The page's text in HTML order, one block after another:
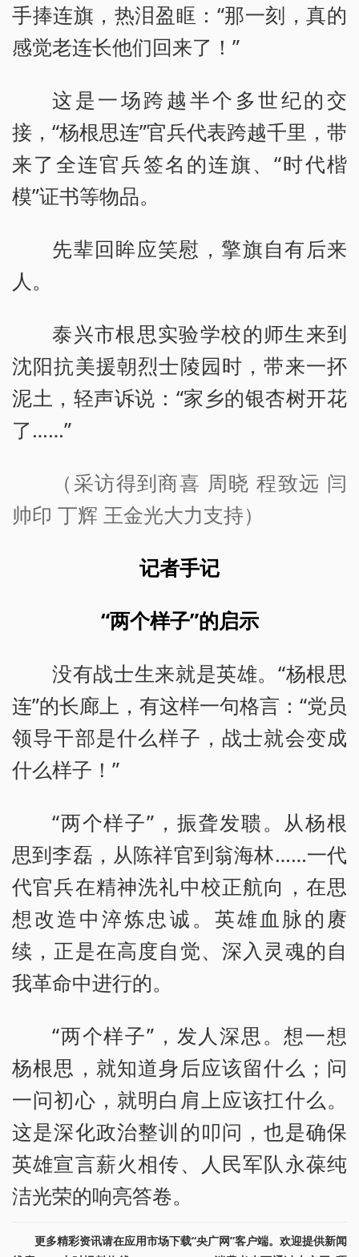
手捧连旗，热泪盈眶：“那一刻，真的
感觉老连长他们回来了！”
这是一场跨越半个多世纪的交
接，“杨根思连”官兵代表跨越千里，带
来了全连官兵签名的连旗、“时代楷
模”证书等物品。
先辈回眸应笑慰，擎旗自有后来
人。
泰兴市根思实验学校的师生来到
沈阳抗美援朝烈士陵园时，带来一抔
泥土，轻声诉说：“家乡的银杏树开花
了……”
（采访得到商喜 周晓 程致远 闫
帅印 丁辉 王金光大力支持）
记者手记
“两个样子”的启示
没有战士生来就是英雄。“杨根思
连”的长廊上，有这样一句格言：“党员
领导干部是什么样子，战士就会变成
什么样子！”
“两个样子”，振聋发聩。从杨根
思到李磊，从陈祥官到翁海林……一代
代官兵在精神洗礼中校正航向，在思
想改造中淬炼忠诚。英雄血脉的赓
续，正是在高度自觉、深入灵魂的自
我革命中进行的。
“两个样子”，发人深思。想一想
杨根思，就知道身后应该留什么；问
一问初心，就明白肩上应该扛什么。
这是深化政治整训的叩问，也是确保
英雄宣言薪火相传、人民军队永葆纯
洁光荣的响亮答卷。
更多精彩资讯请在应用市场下载“央广网”客户端。欢迎提供新闻